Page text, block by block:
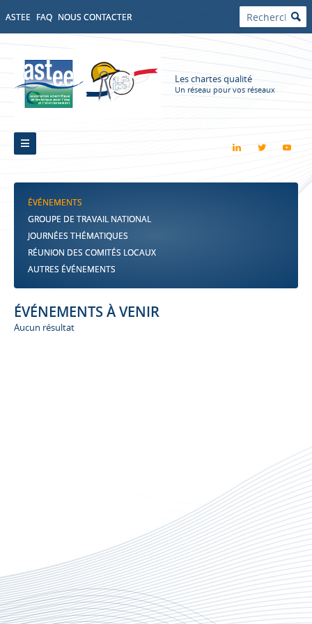
ASTEE FAQ NOUS CONTACTER
Les chartes qualité
Un réseau pour vos réseaux
ÉVÉNEMENTS
GROUPE DE TRAVAIL NATIONAL
JOURNÉES THÉMATIQUES
RÉUNION DES COMITÉS LOCAUX
AUTRES ÉVÉNEMENTS
ÉVÉNEMENTS À VENIR
Aucun résultat